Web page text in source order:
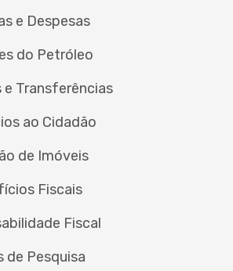
e Despesas
do Petróleo
e Transferências
ao Cidadão
de Imóveis
Fiscais
Fiscal
de Pesquisa